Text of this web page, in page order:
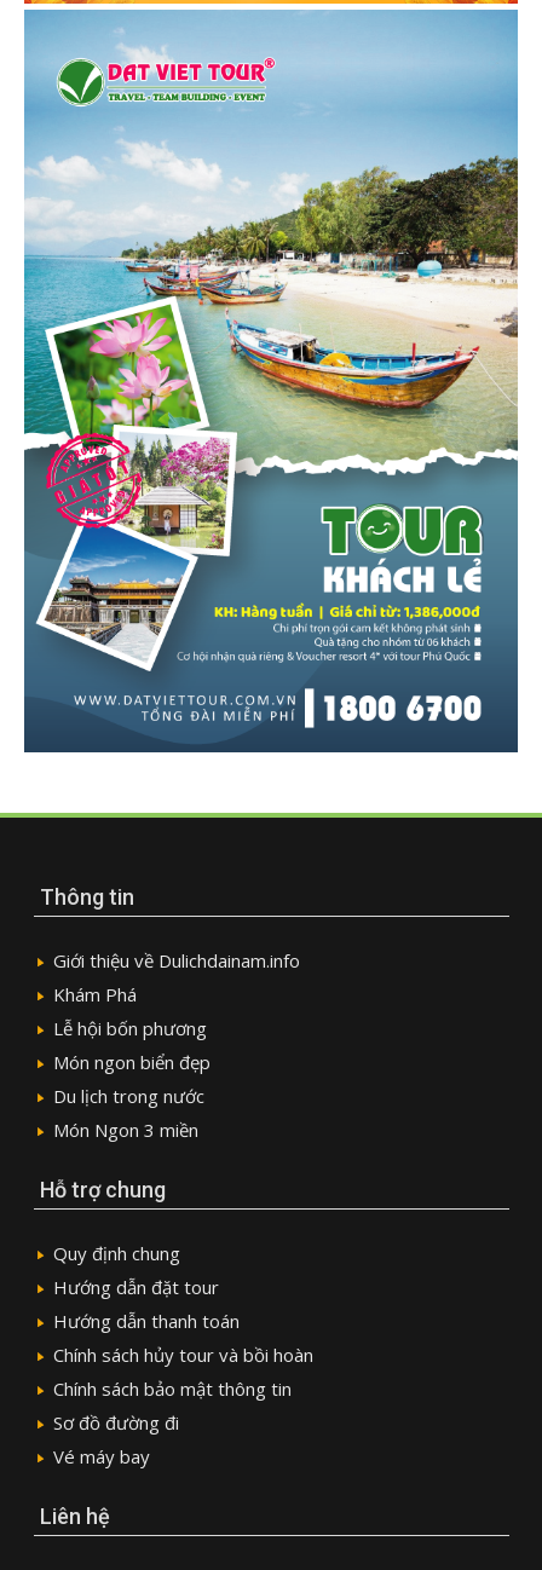
Thông tin
Giới thiệu về Dulichdainam.info
Khám Phá
Lễ hội bốn phương
Món ngon biển đẹp
Du lịch trong nước
Món Ngon 3 miền
Hỗ trợ chung
Quy định chung
Hướng dẫn đặt tour
Hướng dẫn thanh toán
Chính sách hủy tour và bồi hoàn
Chính sách bảo mật thông tin
Sơ đồ đường đi
Vé máy bay
Liên hệ